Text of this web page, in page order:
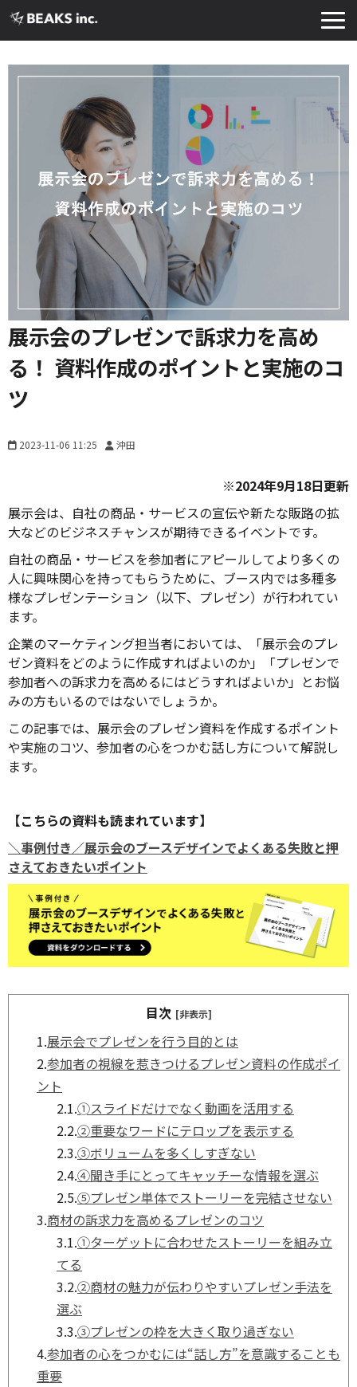
実績・導入事例
お知らせ
コラム
よくあるご質問
お役立ち資料
展示会のプレゼンで訴求力を高め
る！ 資料作成のポイントと実施のコ
ツ
2023-11-06 11:25 沖田
※2024年9月18日更新
展示会は、自社の商品・サービスの宣伝や新たな販路の拡
大などのビジネスチャンスが期待できるイベントです。
自社の商品・サービスを参加者にアピールしてより多くの
人に興味関心を持ってもらうために、ブース内では多種多
様なプレゼンテーション（以下、プレゼン）が行われてい
ます。
企業のマーケティング担当者においては、「展示会のプレ
ゼン資料をどのように作成すればよいのか」「プレゼンで
参加者への訴求力を高めるにはどうすればよいか」とお悩
みの方もいるのではないでしょうか。
この記事では、展示会のプレゼン資料を作成するポイント
や実施のコツ、参加者の心をつかむ話し方について解説し
ます。
【こちらの資料も読まれています】
＼事例付き／展示会のブースデザインでよくある失敗と押
さえておきたいポイント
目次 [非表示]
1.展示会でプレゼンを行う目的とは
2.参加者の視線を惹きつけるプレゼン資料の作成ポイ
ント
2.1.➀スライドだけでなく動画を活用する
2.2.②重要なワードにテロップを表示する
2.3.③ボリュームを多くしすぎない
2.4.④聞き手にとってキャッチーな情報を選ぶ
2.5.⑤プレゼン単体でストーリーを完結させない
3.商材の訴求力を高めるプレゼンのコツ
3.1.①ターゲットに合わせたストーリーを組み立
てる
3.2.②商材の魅力が伝わりやすいプレゼン手法を
選ぶ
3.3.③プレゼンの枠を大きく取り過ぎない
4.参加者の心をつかむには“話し方”を意識することも
重要